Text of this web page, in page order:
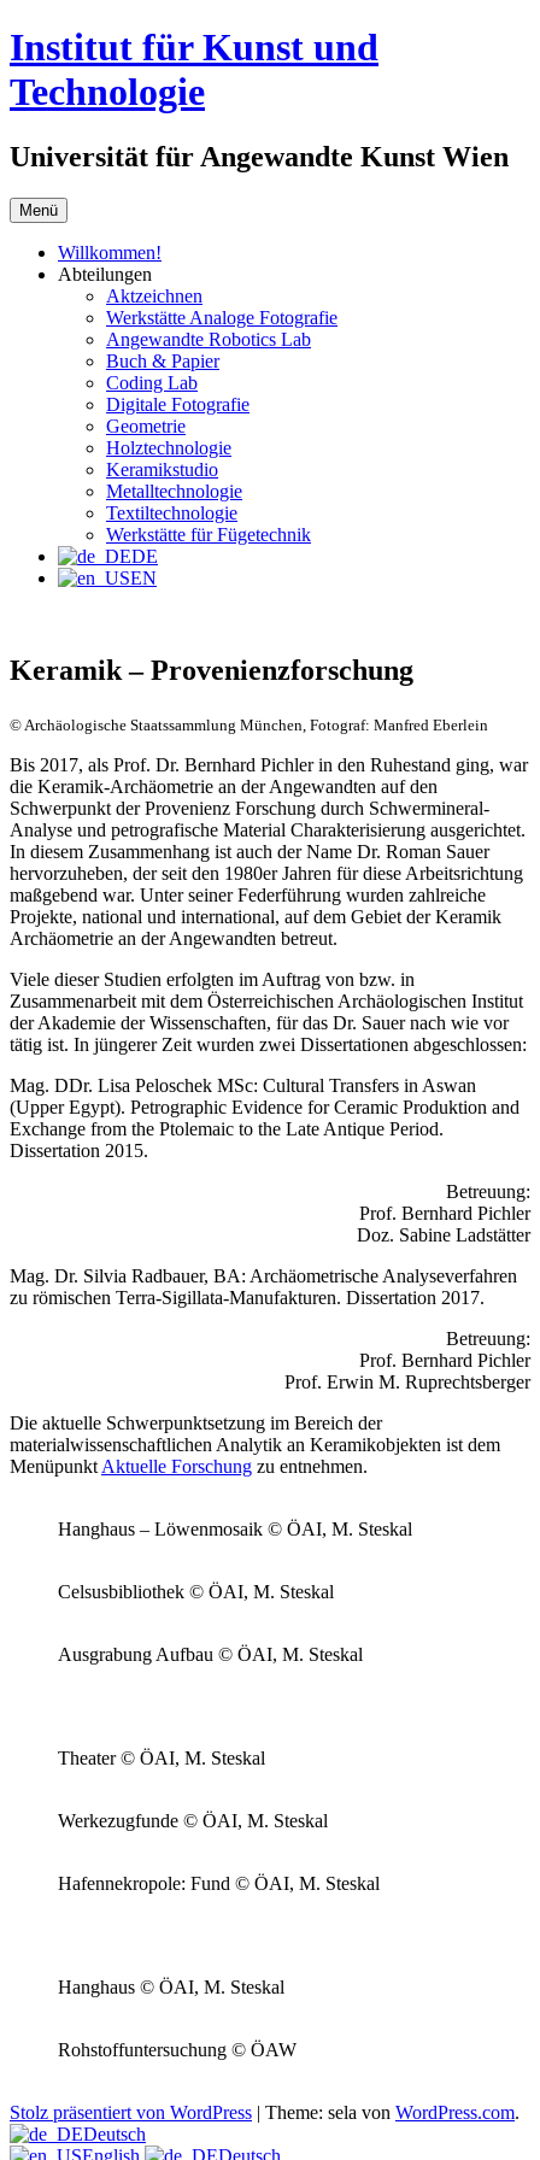
Springe
zum
Inhalt
Institut für Kunst und
Technologie
Universität für Angewandte Kunst Wien
Menü
Willkommen!
Abteilungen
Aktzeichnen
Werkstätte Analoge Fotografie
Angewandte Robotics Lab
Buch & Papier
Coding Lab
Digitale Fotografie
Geometrie
Holztechnologie
Keramikstudio
Metalltechnologie
Textiltechnologie
Werkstätte für Fügetechnik
DE
EN
Keramik – Provenienzforschung
© Archäologische Staatssammlung München, Fotograf: Manfred Eberlein
Bis 2017, als Prof. Dr. Bernhard Pichler in den Ruhestand ging, war
die Keramik-Archäometrie an der Angewandten auf den
Schwerpunkt der Provenienz Forschung durch Schwermineral-
Analyse und petrografische Material Charakterisierung ausgerichtet.
In diesem Zusammenhang ist auch der Name Dr. Roman Sauer
hervorzuheben, der seit den 1980er Jahren für diese Arbeitsrichtung
maßgebend war. Unter seiner Federführung wurden zahlreiche
Projekte, national und international, auf dem Gebiet der Keramik
Archäometrie an der Angewandten betreut.
Viele dieser Studien erfolgten im Auftrag von bzw. in
Zusammenarbeit mit dem Österreichischen Archäologischen Institut
der Akademie der Wissenschaften, für das Dr. Sauer nach wie vor
tätig ist. In jüngerer Zeit wurden zwei Dissertationen abgeschlossen:
Mag. DDr. Lisa Peloschek MSc: Cultural Transfers in Aswan
(Upper Egypt). Petrographic Evidence for Ceramic Produktion and
Exchange from the Ptolemaic to the Late Antique Period.
Dissertation 2015.
Betreuung:
Prof. Bernhard Pichler
Doz. Sabine Ladstätter
Mag. Dr. Silvia Radbauer, BA: Archäometrische Analyseverfahren
zu römischen Terra-Sigillata-Manufakturen. Dissertation 2017.
Betreuung:
Prof. Bernhard Pichler
Prof. Erwin M. Ruprechtsberger
Die aktuelle Schwerpunktsetzung im Bereich der
materialwissenschaftlichen Analytik an Keramikobjekten ist dem
Menüpunkt Aktuelle Forschung zu entnehmen.
Hanghaus – Löwenmosaik © ÖAI, M. Steskal
Celsusbibliothek © ÖAI, M. Steskal
Ausgrabung Aufbau © ÖAI, M. Steskal
Theater © ÖAI, M. Steskal
Werkezugfunde © ÖAI, M. Steskal
Hafennekropole: Fund © ÖAI, M. Steskal
Hanghaus © ÖAI, M. Steskal
Rohstoffuntersuchung © ÖAW
Stolz präsentiert von WordPress | Theme: sela von WordPress.com.
Deutsch
English
Deutsch